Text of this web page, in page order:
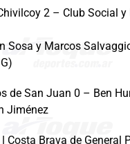
2 – Club Social y
Sosa y Marcos
de San Juan 0 – Ben
Jiménez
Costa Brava de General